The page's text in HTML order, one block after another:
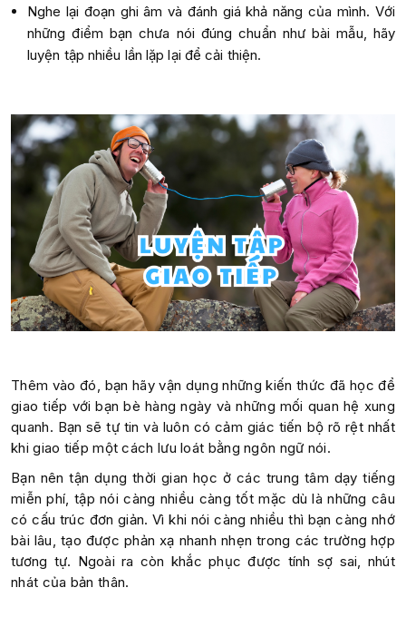
Nghe lại đoạn ghi âm và đánh giá khả năng của mình. Với
những điểm bạn chưa nói đúng chuẩn như bài mẫu, hãy
luyện tập nhiều lần lặp lại để cải thiện.
Thêm vào đó, bạn hãy vận dụng những kiến thức đã học để
giao tiếp với bạn bè hàng ngày và những mối quan hệ xung
quanh. Bạn sẽ tự tin và luôn có cảm giác tiến bộ rõ rệt nhất
khi giao tiếp một cách lưu loát bằng ngôn ngữ nói.
Bạn nên tận dụng thời gian học ở các trung tâm dạy tiếng
miễn phí, tập nói càng nhiều càng tốt mặc dù là những câu
có cấu trúc đơn giản. Vì khi nói càng nhiều thì bạn càng nhớ
bài lâu, tạo được phản xạ nhanh nhẹn trong các trường hợp
tương tự. Ngoài ra còn khắc phục được tính sợ sai, nhút
nhát của bản thân.